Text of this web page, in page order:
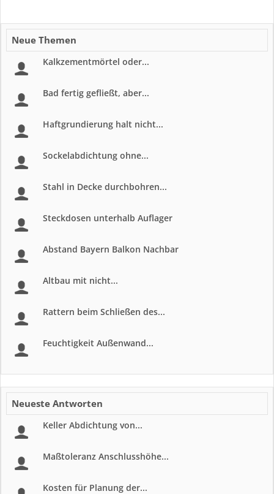
Neue Themen
Kalkzementmörtel oder...
Bad fertig gefließt, aber...
Haftgrundierung halt nicht...
Sockelabdichtung ohne...
Stahl in Decke durchbohren...
Steckdosen unterhalb Auflager
Abstand Bayern Balkon Nachbar
Altbau mit nicht...
Rattern beim Schließen des...
Feuchtigkeit Außenwand...
Neueste Antworten
Keller Abdichtung von...
Maßtoleranz Anschlusshöhe...
Kosten für Planung der...